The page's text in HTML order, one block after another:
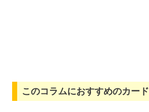
このコラムにおすすめのカード